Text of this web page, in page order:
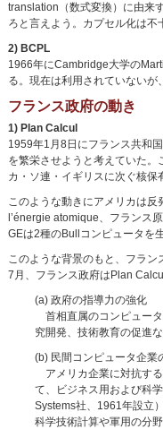
translation（数式変換）に由来
ろと言えよう。カプセル化は不
2) BCPL
1966年にCambridge大学の
る。現在は利用されていないが
フランス政府の動き
1) Plan Calcul
1959年1月8日にフランス共和
を繁栄させようと考えていた
カ・ソ連・イギリスに次ぐ核
このような動きにアメリカは
l’énergie atomique、フランス
GEは2種のBullコンピュータを
このような背景のもと、フラ
7月、フランス政府はPlan
(a) 政府の指導力の強化
首相直属のコンピュー
究開発、技術教育の促進な
(b) 民間コンピュータ企業
アメリカ企業に対抗す
て、ビジネス用および科
Systems社、1961年設立
科学技術計算や軍用の分